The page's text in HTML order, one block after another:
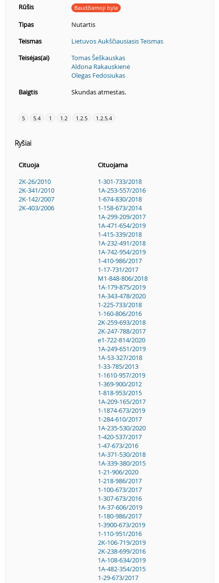
Rūšis
Baudžiamoji byla
Tipas
Nutartis
Teismas
Lietuvos Aukščiausiasis Teismas
Teisėjas(ai)
Tomas Šeškauskas
Aldona Rakauskienė
Olegas Fedosiukas
Baigtis
Skundas atmestas.
5 5.4 1 1.2 1.2.5 1.2.5.4
Ryšiai
Cituoja
Cituojama
2K-26/2010
2K-341/2010
2K-142/2007
2K-403/2006
1-301-733/2018
1A-253-557/2016
1-674-830/2018
1-158-673/2014
1A-299-209/2017
1A-471-654/2019
1-415-339/2018
1A-232-491/2018
1A-742-954/2019
1-410-986/2017
1-17-731/2017
M1-848-806/2018
1A-179-875/2019
1A-343-478/2020
1-225-733/2018
1-160-806/2016
2K-259-693/2018
2K-247-788/2017
e1-722-814/2020
1A-249-651/2019
1A-53-327/2018
1-33-785/2013
1-1610-957/2019
1-369-900/2012
1-818-953/2015
1A-209-165/2017
1-1874-673/2019
1-284-610/2017
1A-235-530/2020
1-420-537/2017
1-47-673/2016
1A-371-530/2018
1A-339-380/2015
1-21-906/2020
1-218-986/2017
1-100-673/2017
1-307-673/2016
1A-37-606/2019
1-180-986/2017
1-3900-673/2019
1-110-951/2016
2K-106-719/2019
2K-238-699/2016
1A-108-634/2019
1A-482-354/2015
1-29-673/2017